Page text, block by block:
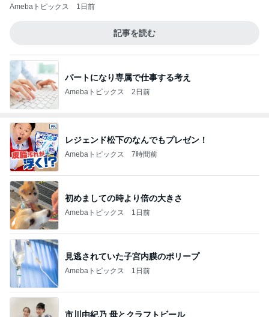
Amebaトピックス 1日前
記事を読む
パートになり専属で仕事する考え
Amebaトピックス 2日前
レジェンド松下のなんでもプレゼン！
Amebaトピックス 7時間前
初めましての時より倍の大きさ
Amebaトピックス 1日前
見逃されていた子宮内膜のポリープ
Amebaトピックス 1日前
市川由紀乃 母とクラフトビール